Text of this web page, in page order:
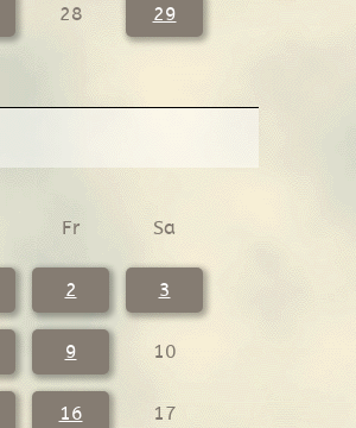
28 29
Fr Sa
2 3
9 10
16 17